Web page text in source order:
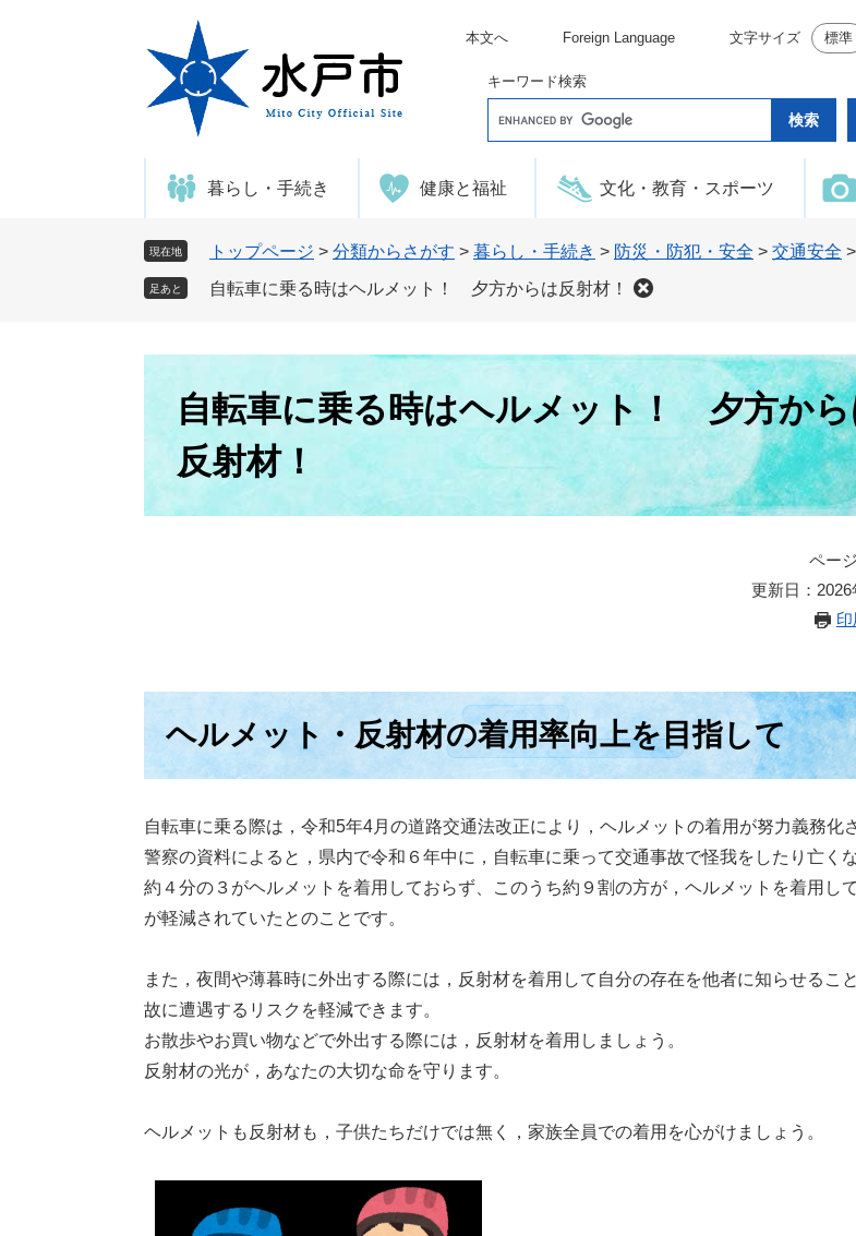
本文へ Foreign Language 文字サイズ 標準
キーワード検索
o
e
タ
ム
検
索
暮らし・手続き 健康と福祉 文化・教育・スポーツ
現在地 トップページ > 分類からさがす > 暮らし・手続き > 防災・防犯・安全 > 交通安全 >
足あと 自転車に乗る時はヘルメット！ 夕方からは反射材！
自転車に乗る時はヘルメット！ 夕方か
反射材！
ペー
更新日：
ヘルメット・反射材の着用率向上を目指して
自転車に乗る際は，令和5年4月の道路交通法改正により，ヘルメットの着用が努力義務化
警察の資料によると，県内で令和６年中に，自転車に乗って交通事故で怪我をしたり亡く
約４分の３がヘルメットを着用しておらず、このうち約９割の方が，ヘルメットを着用し
が軽減されていたとのことです。
また，夜間や薄暮時に外出する際には，反射材を着用して自分の存在を他者に知らせるこ
故に遭遇するリスクを軽減できます。
お散歩やお買い物などで外出する際には，反射材を着用しましょう。
反射材の光が，あなたの大切な命を守ります。
ヘルメットも反射材も，子供たちだけでは無く，家族全員での着用を心がけましょう。